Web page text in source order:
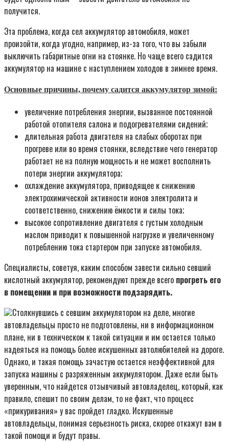
получится.
Эта проблема, когда сел аккумулятор автомобиля, может
произойти, когда угодно, например, из-за того, что вы забыли
выключить габаритные огни на стоянке. Но чаще всего садится
аккумулятор на машине с наступлением холодов в зимнее время.
Основные причины, почему садится аккумулятор зимой:
увеличение потребления энергии, вызванное постоянной
работой отопителя салона и подогревателями сидений;
длительная работа двигателя на слабых оборотах при
прогреве или во время стоянки, вследствие чего генератор
работает не на полную мощность и не может восполнить
потери энергии аккумулятора;
охлаждение аккумулятора, приводящее к снижению
электрохимической активности ионов электролита и
соответственно, снижению ёмкости и силы тока;
высокое сопротивление двигателя с густым холодным
маслом приводит к повышенной нагрузке и увеличенному
потреблению тока стартером при запуске автомобиля.
Специалисты, советуя, каким способом завести сильно севший
кислотный аккумулятор, рекомендуют прежде всего прогреть его
в помещении и при возможности подзарядить.
Столкнувшись с севшим аккумулятором на деле, многие
автовладельцы просто не подготовлены, ни в информационном
плане, ни в техническом к такой ситуации и им остается только
надеяться на помощь более искушенных автолюбителей на дороге.
Однако, и такая помощь зачастую остается неэффективной для
запуска машины с разряженным аккумулятором. Даже если быть
уверенным, что найдется отзывчивый автовладелец, который, как
правило, спешит по своим делам, то не факт, что процесс
«прикуривания» у вас пройдет гладко. Искушенные
автовладельцы, понимая серьезность риска, скорее откажут вам в
такой помощи и будут правы.